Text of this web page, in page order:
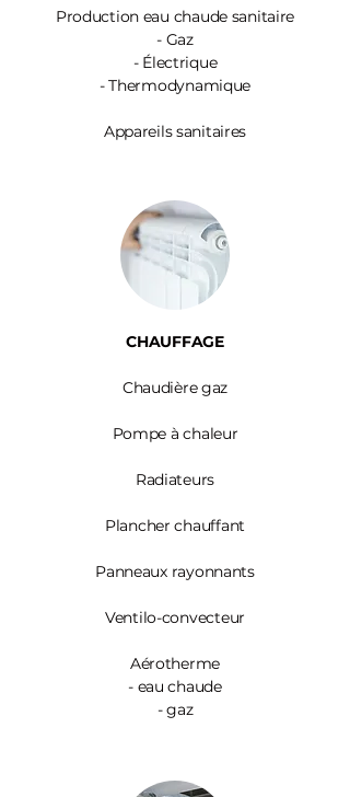
Production eau chaude sanitaire
- Gaz
- Électrique
- Thermodynamique
Appareils sanitaires
CHAUFFAGE
Chaudière gaz
Pompe à chaleur
Radiateurs
Plancher chauffant
Panneaux rayonnants
Ventilo-convecteur
Aérotherme
- eau chaude
- gaz